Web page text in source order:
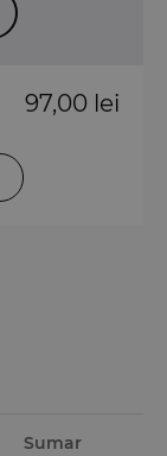
97,00 lei
Sumar